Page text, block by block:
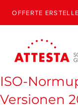
OFFERTE
ISO-
Versionen